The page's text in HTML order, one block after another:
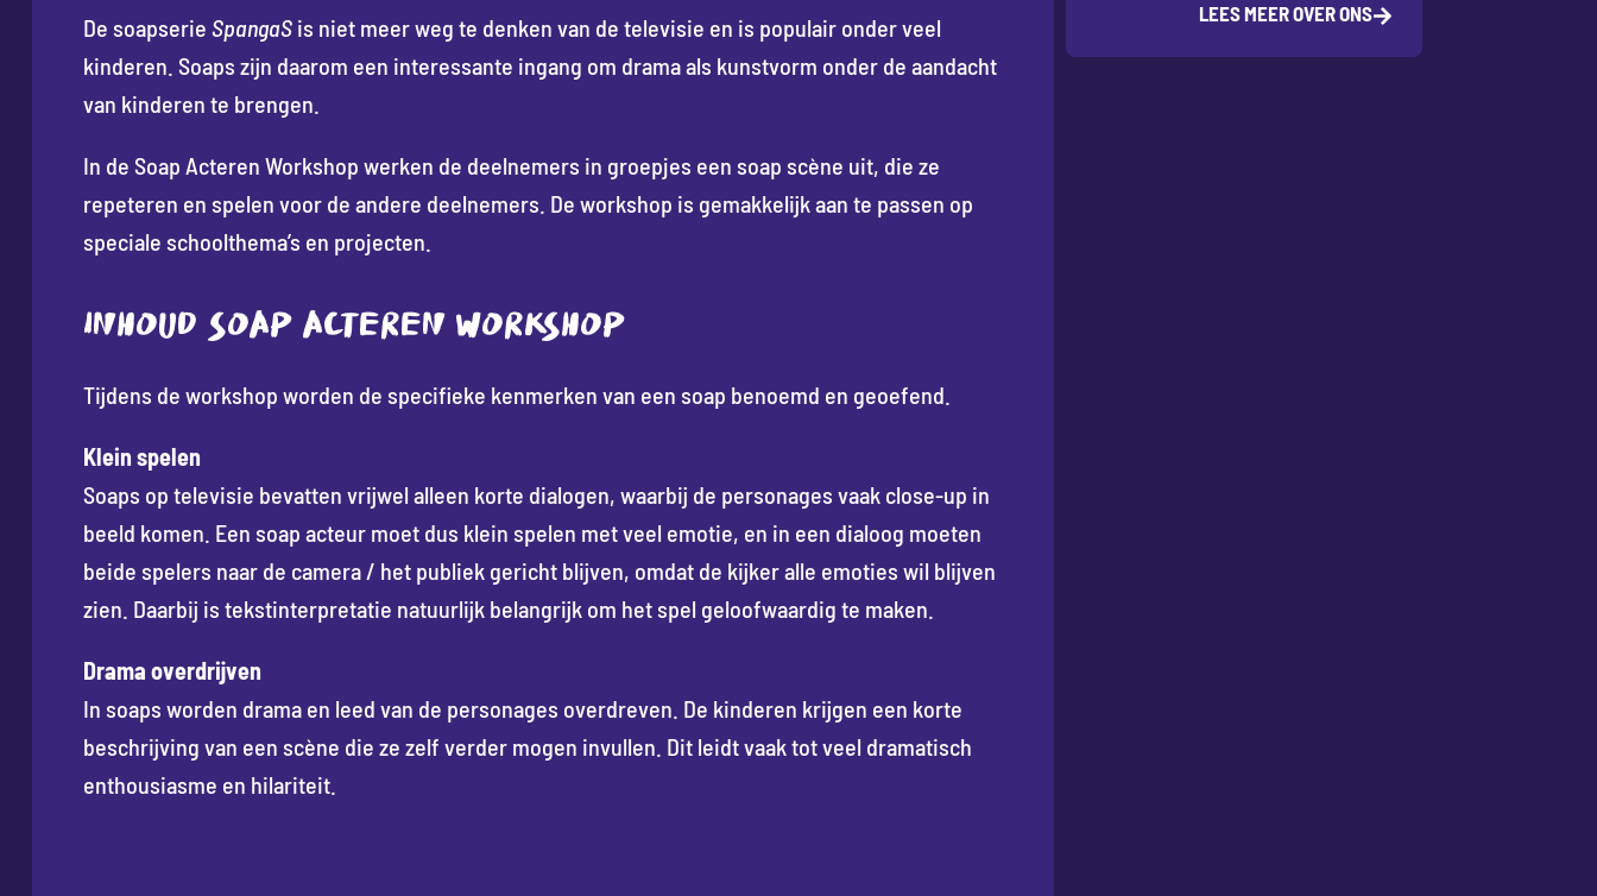
De soapserie SpangaSis niet meer weg te denken van de televisie en is populair onder veel
kinderen. Soaps zijn daarom een interessante ingang om drama als kunstvorm onder de aandacht
van kinderen te brengen.
In de Soap Acteren Workshop werken de deelnemers in groepjes een soap scène uit, die ze
repeteren en spelen voor de andere deelnemers. De workshop is gemakkelijk aan te passen op
speciale schoolthema’s en projecten.
INHOUD SOAP ACTEREN WORKSHOP
Tijdens de workshop worden de specifieke kenmerken van een soap benoemd en geoefend.
Klein spelen
Soaps op televisie bevatten vrijwel alleen korte dialogen, waarbij de personages vaak close-up in
beeld komen. Een soap acteur moet dus klein spelen met veel emotie, en in een dialoog moeten
beide spelers naar de camera / het publiek gericht blijven, omdat de kijker alle emoties wil blijven
zien. Daarbij is tekstinterpretatie natuurlijk belangrijk om het spel geloofwaardig te maken.
Drama overdrijven
In soaps worden drama en leed van de personages overdreven. De kinderen krijgen een korte
beschrijving van een scène die ze zelf verder mogen invullen. Dit leidt vaak tot veel dramatisch
enthousiasme en hilariteit.
LEES MEER OVER ONS